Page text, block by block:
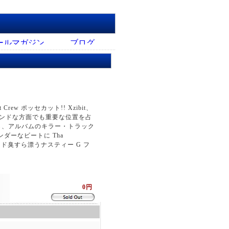
ポッセカット!! Xzibit、
ドな方面でも重要な位置を占
アルバムのキラー・トラック
ダーなビートに Tha
臭すら漂うナスティー G フ
0円